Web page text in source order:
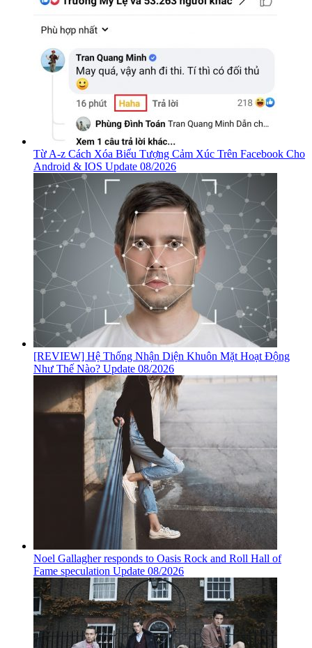
Từ A-z Cách Xóa Biểu Tượng Cảm Xúc Trên Facebook Cho
Android & IOS Update 08/2026
[REVIEW] Hệ Thống Nhận Diện Khuôn Mặt Hoạt Động
Như Thế Nào? Update 08/2026
Noel Gallagher responds to Oasis Rock and Roll Hall of
Fame speculation Update 08/2026